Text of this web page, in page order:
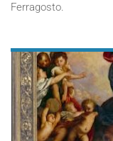
Ferragosto.